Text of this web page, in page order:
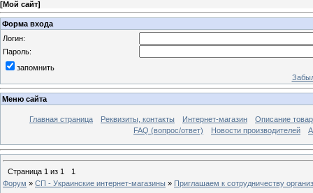
[Мой сайт]
Форма входа
Логин:
Пароль:
запомнить
Меню сайта
Главная страница Реквизиты, контакты Интернет-магазин
Описание
FAQ (вопрос/ответ)
Новости производителей
Страница 1 из 1
1
Форум » СП - Украинские интернет-магазины » Приглашаем к сотрудничеству